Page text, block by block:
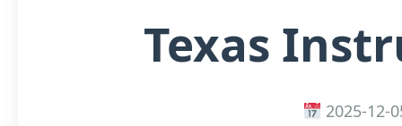
Texas
2025-12-